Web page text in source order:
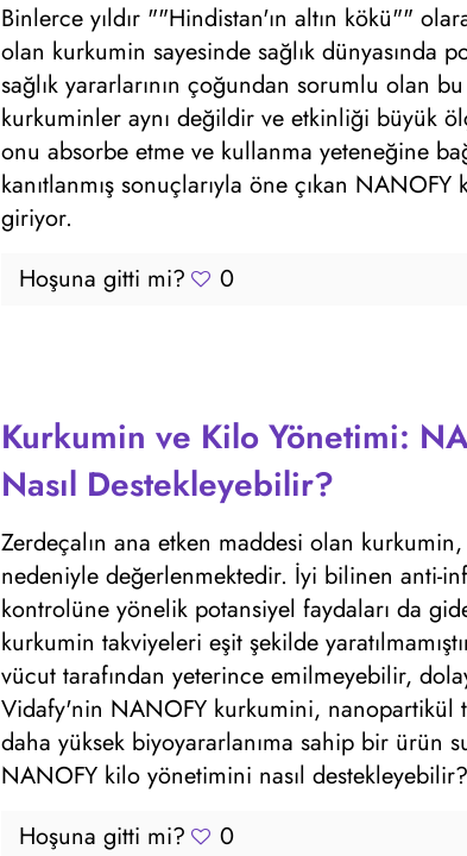
Binlerce yıldır ""Hindistan'ın altın kökü""
olan kurkumin sayesinde sağlık dünyasında
sağlık yararlarının çoğundan sorumlu olan
kurkuminler aynı değildir ve etkinliği büyük
onu absorbe etme ve kullanma yeteneğine
kanıtlanmış sonuçlarıyla öne çıkan
giriyor.
Hoşuna gitti mi?
0
Kurkumin ve Kilo Yönetimi:
Nasıl Destekleyebilir?
Zerdeçalın ana etken maddesi olan
nedeniyle değerlenmektedir. İyi bilinen anti-
kontrolüne yönelik potansiyel faydaları da
kurkumin takviyeleri eşit şekilde
vücut tarafından yeterince emilmeyebilir,
Vidafy'nin NANOFY kurkumini, nanopartikül
daha yüksek biyoyararlanıma sahip bir ürün
NANOFY kilo yönetimini nasıl destekleyebilir?
Hoşuna gitti mi?
0